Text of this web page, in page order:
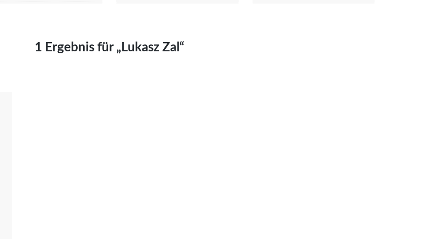
1 Ergebnis für „Lukasz Zal“